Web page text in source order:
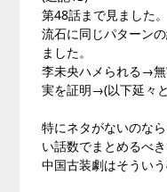
第48話まで見ました。
流石に同じパターン
ました。
李未央ハメられる→
実を証明→(以下延々
特にネタがないのな
い話数でまとめるべき
中国古装劇はそうい